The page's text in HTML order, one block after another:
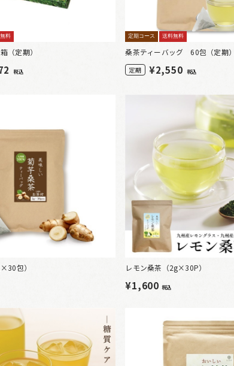
料
（定期）
税込
定期コース 送料無料
桑茶ティーバッグ 60包（定期）
定期 ¥2,550 税込
包） レモン桑茶（2g×30P）
¥1,600 税込